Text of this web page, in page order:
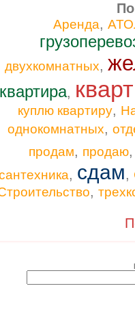
Аренда,
двухкомнатных,
квартира,
куплю квартиру,
однокомнатных,
продам, продаю
, сдам,
,